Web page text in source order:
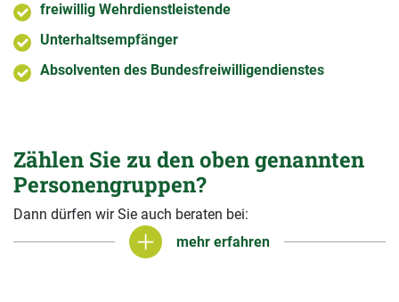
freiwillig Wehrdienstleistende
Unterhaltsempfänger
Absolventen des Bundesfreiwilligendienstes
Zählen Sie zu den oben genannten
Personengruppen?
Dann dürfen wir Sie auch beraten bei:
mehr erfahren
mehr erfahren